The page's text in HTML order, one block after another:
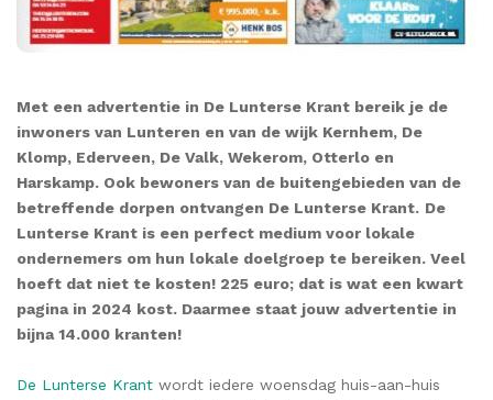
Met een advertentie in De Lunterse Krant bereik je de
inwoners van Lunteren en van de wijk Kernhem, De
Klomp, Ederveen, De Valk, Wekerom, Otterlo en
Harskamp. Ook bewoners van de buitengebieden van de
betreffende dorpen ontvangen De Lunterse Krant. De
Lunterse Krant is een perfect medium voor lokale
ondernemers om hun lokale doelgroep te bereiken. Veel
hoeft dat niet te kosten! 225 euro; dat is wat een kwart
pagina in 2024 kost. Daarmee staat jouw advertentie in
bijna 14.000 kranten!
De Lunterse Krant wordt iedere woensdag huis-aan-huis